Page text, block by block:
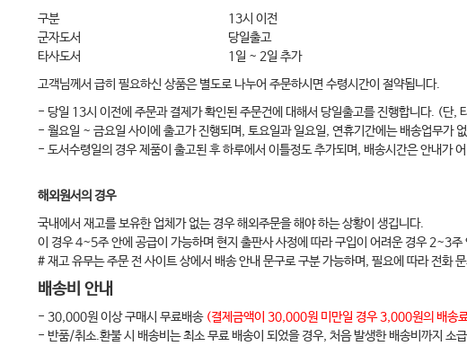
II. 배변 관리(Defecation Management)
III. 배액관 관리(Drainage Tube Management)
제5장 상처 관리(Wound Management)
I. 상처 관리(Wound Management)
III. 하지궤양 관리(Lower-Extremity Ulcers Management)
IV. 수술상처 관리(Surgical Wound Management)
V. 장루 관리(Stoma Management)
VI. 요루 관리(Urostomy Management)
제6장 재활 간호(Rehabilitation Nursing)
구분
13시 이전
군자도서
당일출고
타사도서
1일 ~ 2일 추가
고객님께서 급히 필요하신 상품은 별도로 나누어 주문하시면 수령시간이 절약됩니다.
- 당일 13시 이전에 주문과 결제가 확인된 주문건에 대해서 당일출고를 진행합니다. (단,
- 월요일 ~ 금요일 사이에 출고가 진행되며, 토요일과 일요일, 연휴기간에는 배송업무가
- 도서수령일의 경우 제품이 출고된 후 하루에서 이틀정도 추가되며, 배송시간은 안내가
해외원서의 경우
국내에서 재고를 보유한 업체가 없는 경우 해외주문을 해야 하는 상황이 생깁니다.
이 경우 4~5주 안에 공급이 가능하며 현지 출판사 사정에 따라 구입이 어려운 경우 2~3주
# 재고 유무는 주문 전 사이트 상에서 배송 안내 문구로 구분 가능하며, 필요에 따라 전화
배송비 안내
- 30,000원 이상 구매시 무료배송 (결제금액이 30,000원 미만일 경우 3,000원의 배송
- 반품/취소.환불 시 배송비는 최소 무료 배송이 되었을 경우, 처음 발생한 배송비까지 소